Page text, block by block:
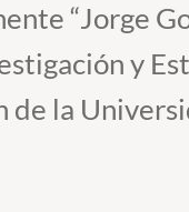
“Jorge
y
de la